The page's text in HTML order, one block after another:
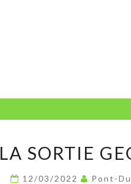
LA SORTIE
12/03/2022 Pont-